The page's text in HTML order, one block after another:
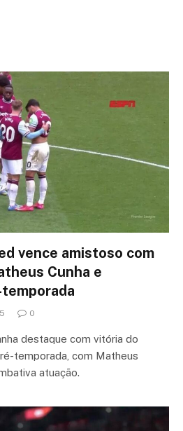
vence amistoso com
Cunha e
0
destaque com vitória do
temporada, com Matheus
atuação.